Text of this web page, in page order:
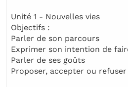
Unité 1 - Nouvelles vies
Objectifs :
Parler de son parcours
Exprimer son intention de
Parler de ses goûts
Proposer, accepter ou